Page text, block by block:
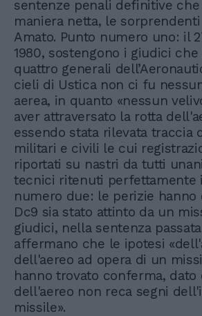
sentenze penali definitive
maniera netta, le
Amato. Punto numero uno: il
1980, sostengono i giudici
quattro generali
cieli di Ustica non ci fu
aerea, in quanto «nessun
aver attraversato la rotta
essendo stata rilevata traccia
militari e civili le cui
riportati su nastri da tutti
tecnici ritenuti perfettamente
numero due: le perizie hanno
Dc9 sia stato attinto da un
giudici, nella sentenza
affermano che le ipotesi
dell'aereo ad opera di un
hanno trovato conferma, dato
dell'aereo non reca segni
missile».